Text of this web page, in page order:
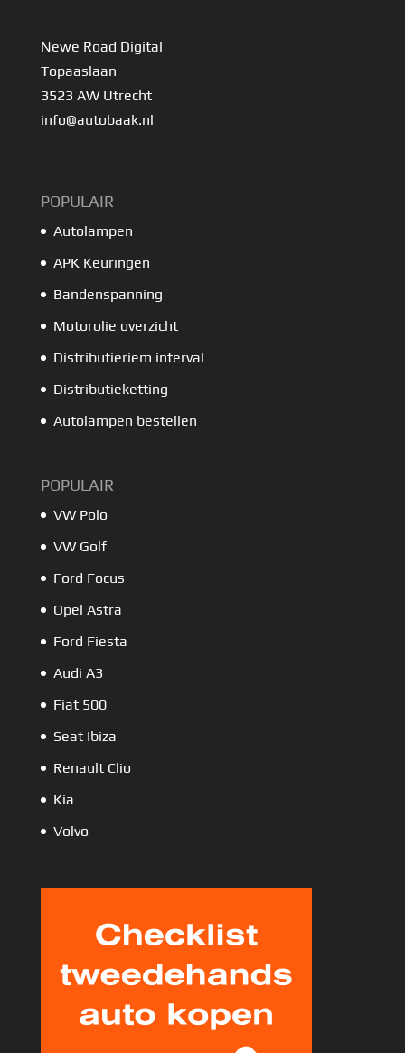
Newe Road Digital
Topaaslaan
3523 AW Utrecht
info@autobaak.nl
POPULAIR
Autolampen
APK Keuringen
Bandenspanning
Motorolie overzicht
Distributieriem interval
Distributieketting
Autolampen bestellen
POPULAIR
VW Polo
VW Golf
Ford Focus
Opel Astra
Ford Fiesta
Audi A3
Fiat 500
Seat Ibiza
Renault Clio
Kia
Volvo